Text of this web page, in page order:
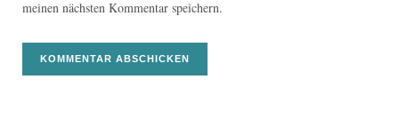
meinen nächsten Kommentar speichern.